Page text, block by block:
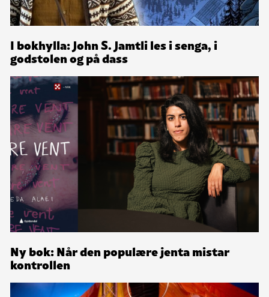
I bokhylla: John S. Jamtli les i senga, i
godstolen og på dass
Ny bok: Når den populære jenta mistar
kontrollen